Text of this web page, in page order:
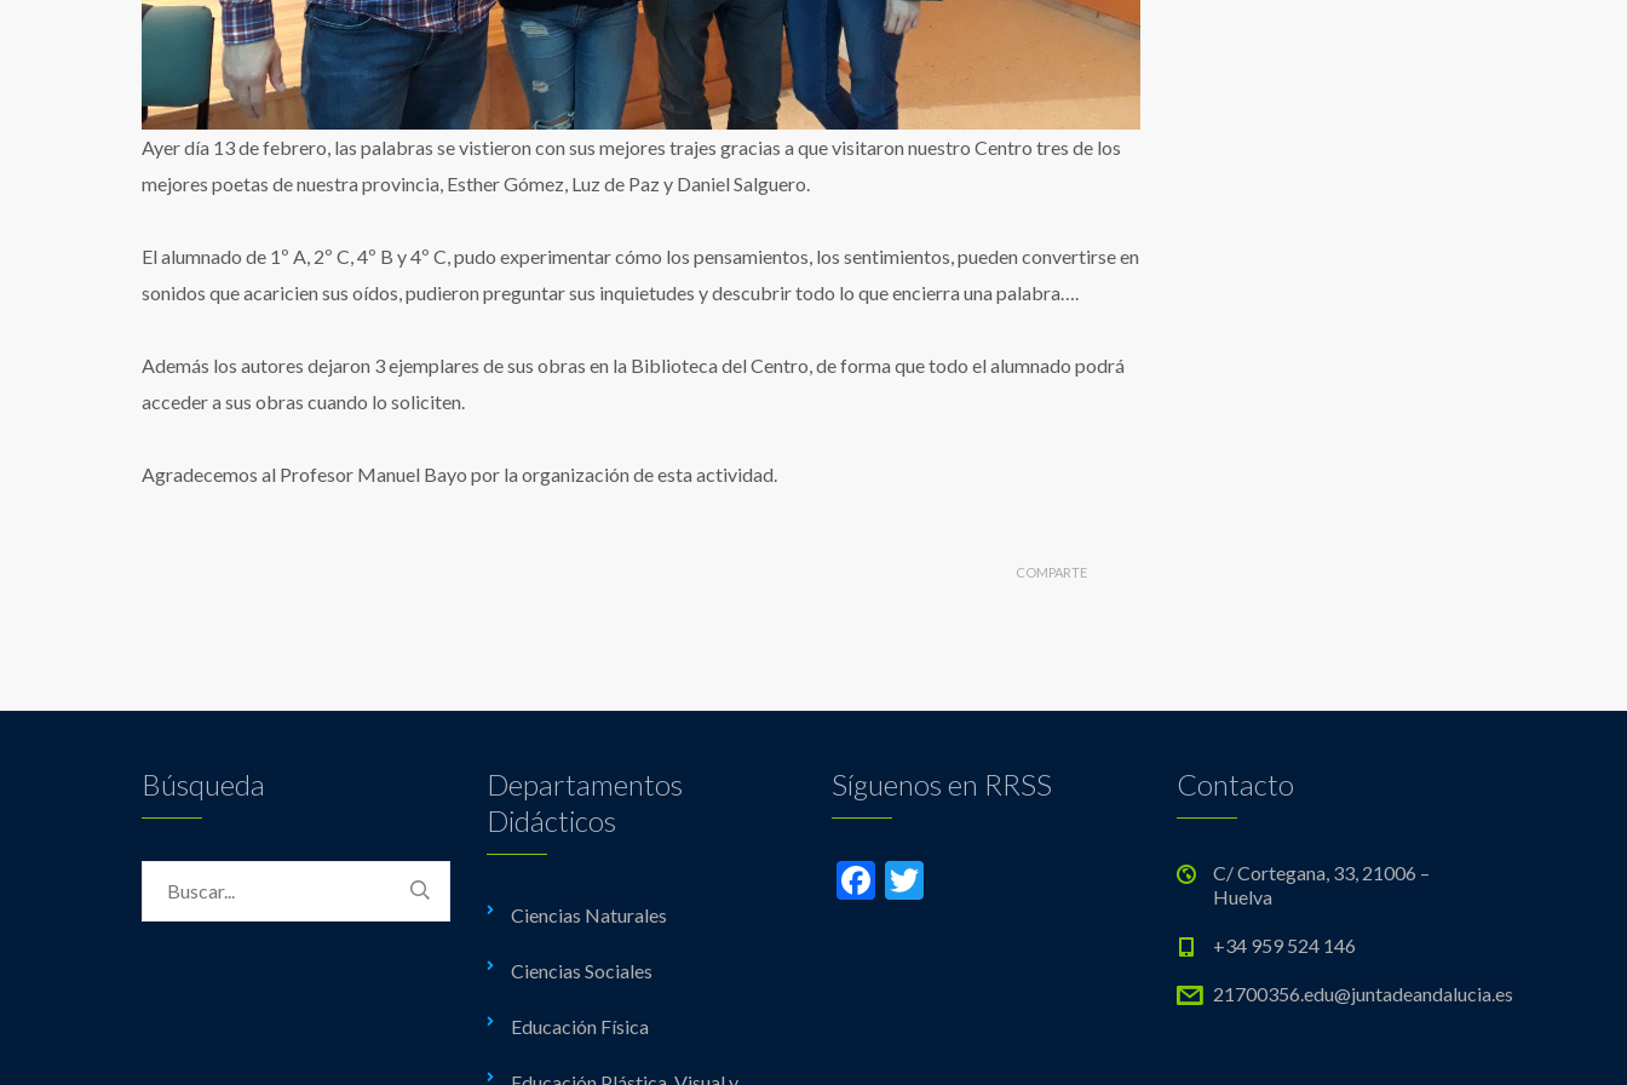
Ayer día 13 de febrero, las palabras se vistieron con sus mejores trajes gracias a que visitaron nuestro Centro tres de los
mejores poetas de nuestra provincia, Esther Gómez, Luz de Paz y Daniel Salguero.
El alumnado de 1º A, 2º C, 4º B y 4º C, pudo experimentar cómo los pensamientos, los sentimientos, pueden convertirse en
sonidos que acaricien sus oídos, pudieron preguntar sus inquietudes y descubrir todo lo que encierra una palabra….
Además los autores dejaron 3 ejemplares de sus obras en la Biblioteca del Centro, de forma que todo el alumnado podrá
acceder a sus obras cuando lo soliciten.
Agradecemos al Profesor Manuel Bayo por la organización de esta actividad.
COMPARTE
Búsqueda
Departamentos
Didácticos
Ciencias Naturales
Ciencias Sociales
Educación Física
Síguenos en RRSS
Facebook
Contacto
C/ Cortegana, 33, 21006 –
Huelva
+34 959 524 146
21700356.edu@juntadeandalucia.es